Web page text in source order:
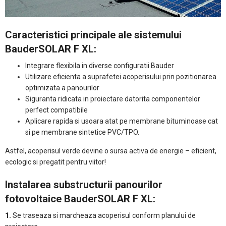
Caracteristici principale ale sistemului
BauderSOLAR F XL:
Integrare flexibila in diverse configuratii Bauder
Utilizare eficienta a suprafetei acoperisului prin pozitionarea
optimizata a panourilor
Siguranta ridicata in proiectare datorita componentelor
perfect compatibile
Aplicare rapida si usoara atat pe membrane bituminoase cat
si pe membrane sintetice PVC/TPO.
Astfel, acoperisul verde devine o sursa activa de energie – eficient,
ecologic si pregatit pentru viitor!
Instalarea substructurii panourilor
fotovoltaice BauderSOLAR F XL:
1. Se traseaza si marcheaza acoperisul conform planului de